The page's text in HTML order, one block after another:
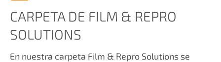
CARPETA DE FILM & REPRO
SOLUTIONS
En nuestra carpeta Film & Repro Solutions se